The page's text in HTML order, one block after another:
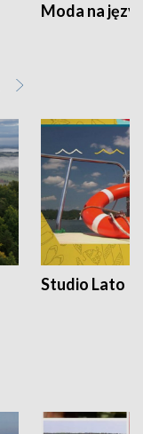
Moda na
Studio Lato